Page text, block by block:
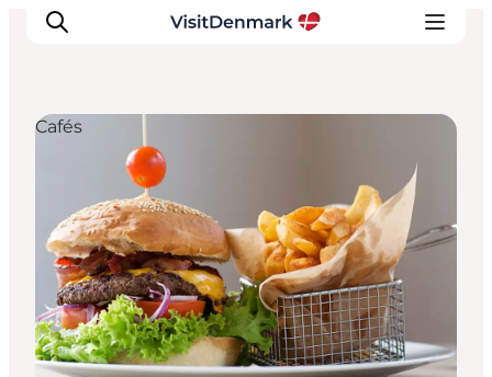
Inspirations
Destinations
Quoi faire
Hébergements
Planifiez votre voyage
Cafés